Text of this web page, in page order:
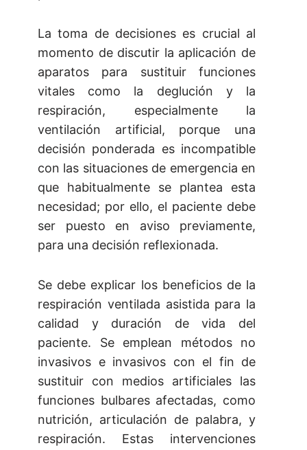
La toma de decisiones es crucial al
momento de discutir la aplicación de
aparatos para sustituir funciones
vitales como la deglución y la
respiración, especialmente la
ventilación artificial, porque una
decisión ponderada es incompatible
con las situaciones de emergencia en
que habitualmente se plantea esta
necesidad; por ello, el paciente debe
ser puesto en aviso previamente,
para una decisión reflexionada.
Se debe explicar los beneficios de la
respiración ventilada asistida para la
calidad y duración de vida del
paciente. Se emplean métodos no
invasivos e invasivos con el fin de
sustituir con medios artificiales las
funciones bulbares afectadas, como
nutrición, articulación de palabra, y
respiración. Estas intervenciones